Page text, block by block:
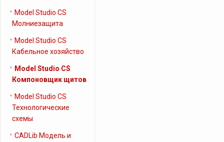
Model Studio CS
Молниезащита
Model Studio CS
Кабельное хозяйство
Model Studio CS
Компоновщик щитов
Model Studio CS
Технологические
схемы
CADLib Модель и